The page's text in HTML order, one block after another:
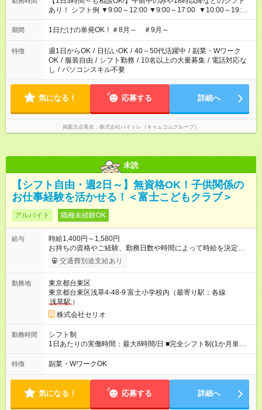
あり！ シフト例 ▼9:00～12:00 ▼9:00～17:00 ▼10:00～19:00
▼18:00～21:00
期間 1日だけの単発OK！＃8月～ ＃9月～
特徴 週1日からOK / 日払いOK / 40～50代活躍中 / 副業・Wワーク
OK / 服装自由 / シフト勤務 / 10名以上の大量募集 / 電話対応な
し / パソコンスキル不要
気になる！ 応募する 詳細へ
掲載元企業名 株式会社バイトレ（キャムコムグループ）
未読
【シフト自由・週2日～】無資格OK！子供関係の
お仕事経験を活かせる！＜富士こどもクラブ＞
アルバイト 職種未経験OK
給与
時給1,400円～1,580円
お持ちの資格やご経験、勤務日数や時間によって時給を決定い
たします。 ★勤務手当1か月最大9000円あり 【試用期間】試用
期間あり 試用期間の長さ：3ヶ月 雇用形態、給与は本採用時と
交通費別途支給あり
勤務地
東京都台東区
東京都台東区浅草4-48-9 富士小学校内（最寄り駅：各線
浅草駅 ）
株式会社セリオ
勤務時間
シフト制
1日あたりの実働時間：最大8時間/日 ■完全シフト制(1か月単位)
月～土(週2～ok) <平日> 12:00～19:00(内実働5～6時間) ※基本
は13:15~の勤務です。 ＜土曜・長期休暇中＞ 8:00～19:00(内実
特徴 副業・WワークOK
気になる！ 応募する 詳細へ